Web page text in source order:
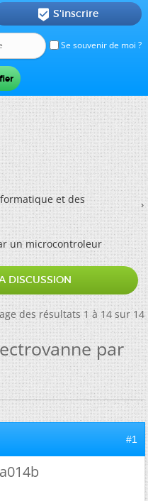
Se souvenir de moi ?
 S'inscrire
et des
un microcontroleur
DISCUSSION
des résultats 1 à 14 sur 14
par
#1